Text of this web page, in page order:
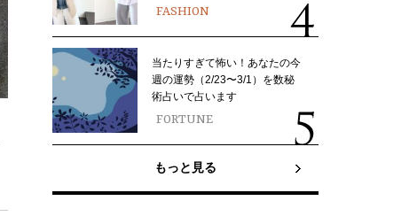
FASHION
当たりすぎて怖い！あなたの今
週の運勢（2/23〜3/1）を数秘
術占いで占います
FORTUNE
もっと見る